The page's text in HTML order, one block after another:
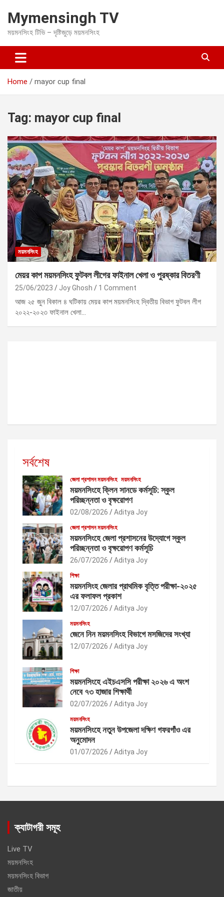
t
c
Mymensingh TV
ময়মনসিংহ টিভি – দৃষ্টিজুড়ে ময়মনসিংহ
Home mayor cup final
Tag: mayor cup final
ময়মনসিংহ
মেয়র কাপ ময়মনসিংহ ফুটবল লীগের ফাইনাল খেলা ও পুরষ্কার বিতরণী
25/06/2023 Joy Ghosh 1 Comment
আজ ২৫ জুন বিকাল ৪ ঘটিকায় মেয়র কাপ ময়মনসিংহ দ্বিতীয় বিভাগ ফুটবল লীগ
২০২২-২০২৩ ফাইনাল খেলা…
সর্বশেষ
জেলা প্রশাসন ময়মনসিংহ ময়মনসিংহ
ময়মনসিংহে ক্লিন সানডে কর্মসূচি: স্কুল
পরিচ্ছন্নতা ও বৃক্ষরোপণ
02/08/2026 Aditya Joy
জেলা প্রশাসন ময়মনসিংহ
ময়মনসিংহে জেলা প্রশাসনের উদ্যোগে স্কুল
পরিচ্ছন্নতা ও বৃক্ষরোপণ কর্মসূচি
26/07/2026 Aditya Joy
শিক্ষা
ময়মনসিংহ জেলার প্রাথমিক বৃত্তি পরীক্ষা-২০২৫
এর ফলাফল প্রকাশ
12/07/2026 Aditya Joy
ময়মনসিংহ
জেনে নিন ময়মনসিংহ বিভাগে মসজিদের সংখ্যা
12/07/2026 Aditya Joy
শিক্ষা
ময়মনসিংহে এইচএসসি পরীক্ষা ২০২৬ এ অংশ
নেবে ৭৩ হাজার শিক্ষার্থী
02/07/2026 Aditya Joy
ময়মনসিংহ
ময়মনসিংহে নতুন উপজেলা দক্ষিণ গফরগাঁও এর
অনুমোদন
01/07/2026 Aditya Joy
ক্যাটাগরী সমূহ
Live TV
ময়মনসিংহ
ময়মনসিংহ বিভাগ
জাতীয়